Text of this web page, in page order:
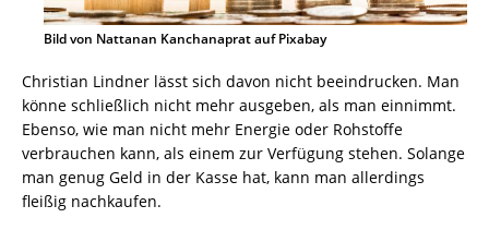
Bild von Nattanan Kanchanaprat auf Pixabay
Christian Lindner lässt sich davon nicht beeindrucken. Man
könne schließlich nicht mehr ausgeben, als man einnimmt.
Ebenso, wie man nicht mehr Energie oder Rohstoffe
verbrauchen kann, als einem zur Verfügung stehen. Solange
man genug Geld in der Kasse hat, kann man allerdings
fleißig nachkaufen.